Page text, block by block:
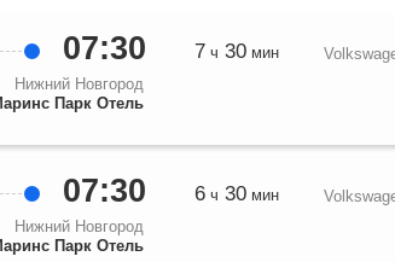
07:30
Нижний Новгород
Парк Отель
7 ч 30мин
07:30
Нижний Новгород
Парк Отель
6ч 30мин